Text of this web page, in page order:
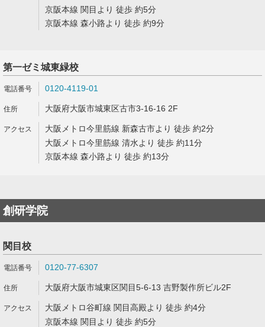
京阪本線 関目より 徒歩 約5分
京阪本線 森小路より 徒歩 約9分
第一ゼミ城東緑校
0120-4119-01
大阪府大阪市城東区古市3-16-16 2F
大阪メトロ今里筋線 新森古市より 徒歩 約2分
大阪メトロ今里筋線 清水より 徒歩 約11分
京阪本線 森小路より 徒歩 約13分
創研学院
関目校
0120-77-6307
大阪府大阪市城東区関目5-6-13 吉野製作所ビル2F
大阪メトロ谷町線 関目高殿より 徒歩 約4分
京阪本線 関目より 徒歩 約5分